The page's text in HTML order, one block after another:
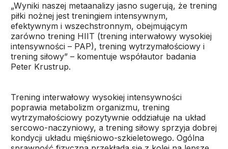
„Wyniki naszej metaanalizy jasno sugerują, że trening
piłki nożnej jest treningiem intensywnym,
efektywnym i wszechstronnym, obejmującym
zarówno trening HIIT (trening interwałowy wysokiej
intensywności – PAP), trening wytrzymałościowy i
trening siłowy” – komentuje współautor badania
Peter Krustrup.
Trening interwałowy wysokiej intensywności
poprawia metabolizm organizmu, trening
wytrzymałościowy pozytywnie oddziałuje na układ
sercowo-naczyniowy, a trening siłowy sprzyja dobrej
kondycji układu mięśniowo-szkieletowego. Ogólna